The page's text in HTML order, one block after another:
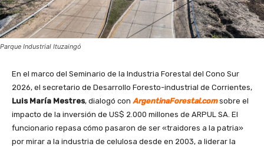
Parque Industrial Ituzaingó
En el marco del Seminario de la Industria Forestal del Cono Sur
2026, el secretario de Desarrollo Foresto-industrial de Corrientes,
Luis María Mestres, dialogó con ArgentinaForestal.com sobre el
impacto de la inversión de US$ 2.000 millones de ARPUL SA. El
funcionario repasa cómo pasaron de ser «traidores a la patria»
por mirar a la industria de celulosa desde en 2003, a liderar la